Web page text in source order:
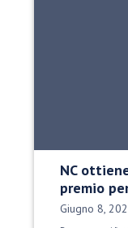
NC
premio
Data di
Giugno 8,